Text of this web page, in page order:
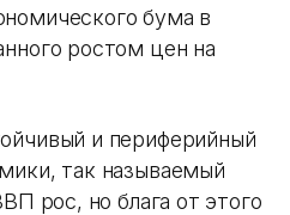
бума в
ростом цен на
и периферийный
так называемый
рос, но блага от этого